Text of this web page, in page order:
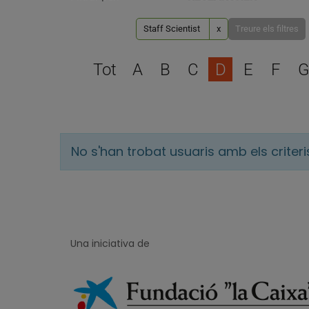
Staff Scientist x Treure els filtres
Tot A B C D E F G
No s'han trobat usuaris amb els
Una iniciativa de